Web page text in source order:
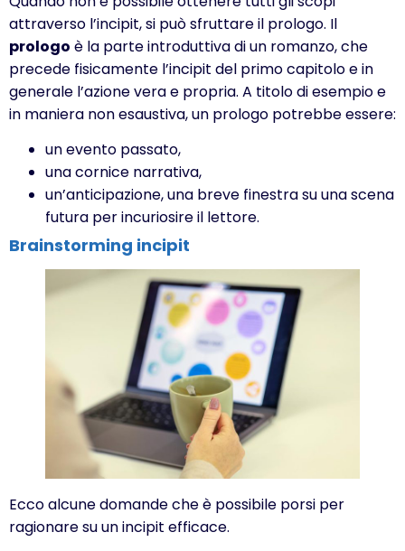
attraverso l’incipit, si può sfruttare il prologo. Il
prologo è la parte introduttiva di un romanzo, che
precede fisicamente l’incipit del primo capitolo e in
generale l’azione vera e propria. A titolo di esempio e
in maniera non esaustiva, un prologo potrebbe essere:
un evento passato,
una cornice narrativa,
un’anticipazione, una breve finestra su una scena
futura per incuriosire il lettore.
Brainstorming incipit
Ecco alcune domande che è possibile porsi per
ragionare su un incipit efficace.